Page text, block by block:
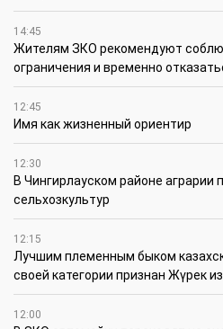
14:45
Жителям ЗКО рекомендуют
ограничения и временно
12:45
Имя как жизненный ориентир
12:30
В Чингирлауском районе аграрии
сельхозкультур
12:15
Лучшим племенным быком
своей категории признан Жүрек
12:00